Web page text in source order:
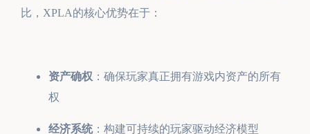
比，XPLA的核心优势在于：
资产确权 ：确保玩家真正拥有游戏内资产的所有
权
经济系统 ：构建可持续的玩家驱动经济模型